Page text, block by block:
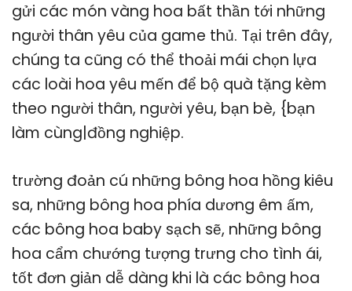
gửi các món vàng hoa bất thần tới những
người thân yêu của game thủ. Tại trên đây,
chúng ta cũng có thể thoải mái chọn lựa
các loài hoa yêu mến để bộ quà tặng kèm
theo người thân, người yêu, bạn bè, {bạn
làm cùng|đồng nghiệp.
trường đoản cú những bông hoa hồng kiêu
sa, những bông hoa phía dương êm ấm,
các bông hoa baby sạch sẽ, những bông
hoa cẩm chướng tượng trưng cho tình ái,
tốt đơn giản dễ dàng khi là các bông hoa